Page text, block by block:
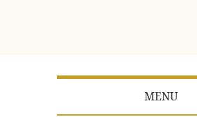
MENU